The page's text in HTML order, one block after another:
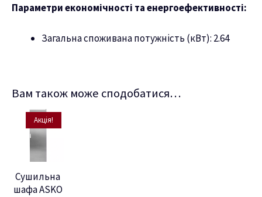
Параметри економічності та енергоефективності:
Загальна споживана потужність (кВт): 2.64
Вам також може сподобатися…
Акція!
Сушильна
шафа ASKO